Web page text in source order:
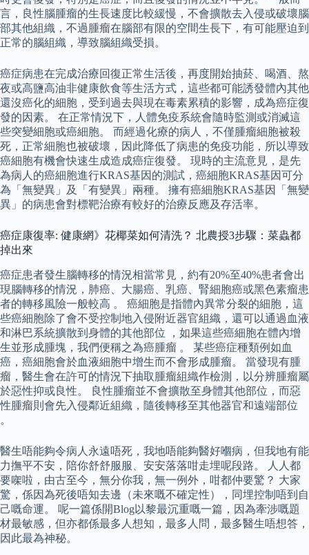
言，良性腦腫瘤的生長速度比較緩慢，不會擴散去入侵或破壞腦
部其他組織，不過腫瘤在腦部有限的空間生長下，有可能壓迫到
正常的腦組織，導致腦組織受損。
癌症病患在完成治療回復正常生活後，再度開始抽菸、喝酒、熬
夜或高鹽高油非健康飲食等生活方式，這些都可能誘發體內其他
還沒癌化的細胞，受到過去與現在毒素累積的影響，成為癌症復
發的因素。 在正常情況下，人體免疫系統會隨時監測或消滅這
些突變細胞或癌細胞。 而經過化療的病人，不僅腫瘤細胞被殺
死，正常細胞也被破壞，因此降低了病患的免疫功能，所以導致
癌細胞有機會快速生成造成癌症復發。 現時的主流意見，是先
為病人的癌細胞進行KRAS基因的測試，癌細胞KRAS基因可分
為「無變異」及「有變異」兩種。 擁有癌細胞KRAS基因「無變
異」的病患會對標靶治療有較好的治療反應及存活率。
癌症康復率: 健康網》花椰菜如何清洗？ 北農授3步驟：菜蟲都
掉出來
癌症患者發生腦轉移的情況相當常見，約有20%至40%患者會出
現腦轉移的情況，肺癌、大腸癌、乳癌、腎細胞癌或黑色素瘤患
者的轉移風險一般較高 。 癌細胞是指體內異常分裂的細胞，這
些癌細胞除了會不受控制地入侵附近器官組織，還可以通過血液
和淋巴系統擴散到身體的其他部位 ，如果這些癌細胞在體內增
生並形成腫塊，我們便稱之為癌腫瘤 。 某些癌症種類例如血
癌，癌細胞會於血液細胞中增生而不會形成腫瘤。 當發現有腫
瘤，醫生會在許可的情況下抽取腫瘤組織作檢測，以分辨腫瘤屬
於惡性抑或良性。 良性腫瘤並不會擴散至身體其他部位，而惡
性腫瘤則會先入侵鄰近組織，隨後轉移至其他器官和遠端部位
。
醫生唔能夠令病人永遠唔死，我地唔能夠醫好嗰病，但我地有能
力撫平不安，陪你舒舒服服、安安落落咁走埋呢段路。 人人都
要㗎啦，由古至今，無分你我，無一例外，咁都仲要驚？ 大家
驚，係因為死後唔知去邊（未來嘅不確定性），同埋控制唔到自
己嘅命運。 呢一篇係開Blog以黎最沉重嘅一篇，因為牽涉嘅題
材最敏感，但亦都係最多人想知，最多人問，最多醫生唔想答，
因此最為神秘。